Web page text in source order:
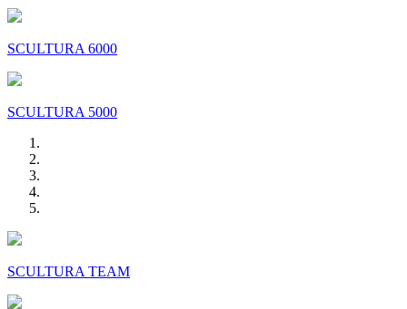
SCULTURA 6000
SCULTURA 5000
SCULTURA TEAM